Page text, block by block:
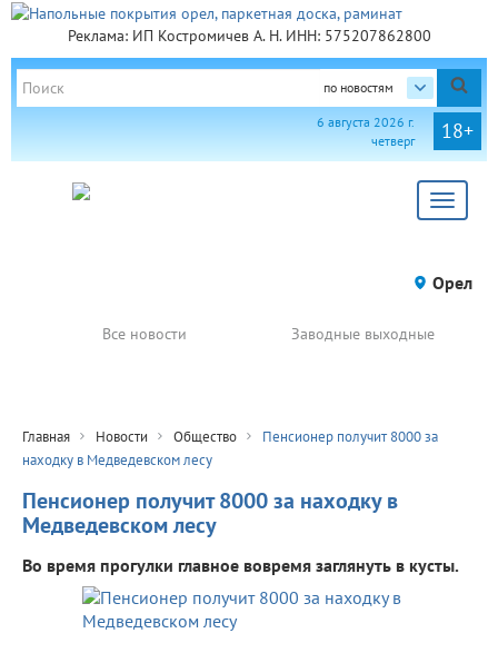
Реклама: ИП Костромичев А. Н. ИНН: 575207862800
по новостям
18+
6 августа 2026 г.
четверг
Toggle
Орел
Все новости Заводные выходные
Главная Новости Общество
Пенсионер получит 8000 за
находку в Медведевском лесу
Пенсионер получит 8000 за находку в
Медведевском лесу
Во время прогулки главное вовремя заглянуть в кусты.